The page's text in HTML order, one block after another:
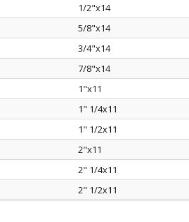
1/2"x14
5/8"x14
3/4"x14
7/8"x14
1"x11
1" 1/4x11
1" 1/2x11
2"x11
2" 1/4x11
2" 1/2x11